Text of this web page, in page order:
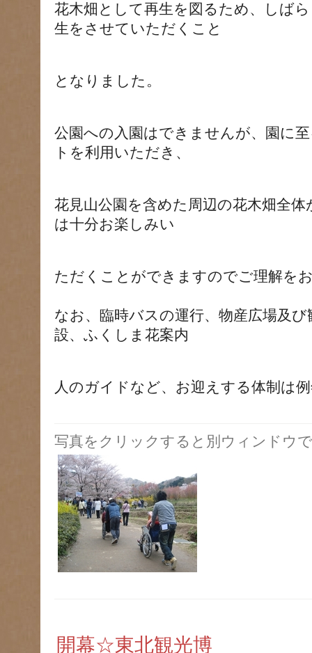
花木畑として再生を図るため、しば
生をさせていただくこと
となりました。
公園への入園はできませんが、園に
トを利用いただき、
花見山公園を含めた周辺の花木畑全
は十分お楽しみい
ただくことができますのでご理解を
なお、臨時バスの運行、物産広場及
設、ふくしま花案内
人のガイドなど、お迎えする体制は
写真をクリックすると別ウィンドウ
開幕☆東北観光博